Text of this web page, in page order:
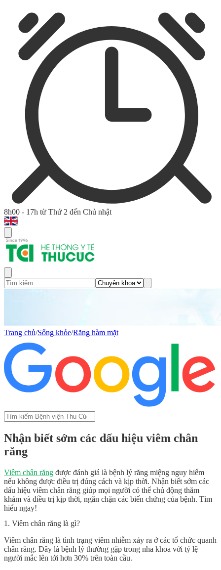
8h00 - 17h từ Thứ 2 đến Chủ nhật
Trang chủ/Sống khỏe/Răng hàm mặt
Nhận biết sớm các dấu hiệu viêm chân
răng
Viêm chân răng được đánh giá là bệnh lý răng miệng nguy hiểm
nếu không được điều trị đúng cách và kịp thời. Nhận biết sớm các
dấu hiệu viêm chân răng giúp mọi người có thể chủ động thăm
khám và điều trị kịp thời, ngăn chặn các biến chứng của bệnh. Tìm
hiểu ngay!
1. Viêm chân răng là gì?
Viêm chân răng là tình trạng viêm nhiễm xảy ra ở các tổ chức quanh
chân răng. Đây là bệnh lý thường gặp trong nha khoa với tỷ lệ
người mắc lên tới hơn 30% trên toàn cầu.